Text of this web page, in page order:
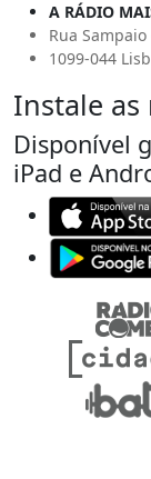
A RÁDIO
Rua
1099-044
Instale as
Disponível
iPad e